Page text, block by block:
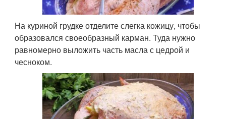
На куриной грудке отделите слегка кожицу, чтобы
образовался своеобразный карман. Туда нужно
равномерно выложить часть масла с цедрой и
чесноком.